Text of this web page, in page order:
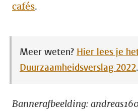
cafés.
Meer weten? Hier lees je
Duurzaamheidsverslag 2022.
Bannerafbeelding: